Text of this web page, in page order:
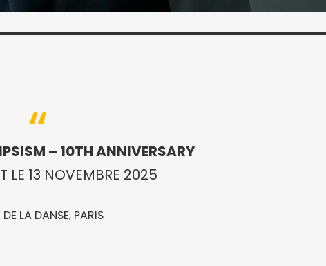
– 10TH ANNIVERSARY
LE 13 NOVEMBRE 2025
LA DANSE, PARIS